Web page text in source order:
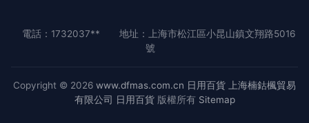
電話：1732037**
地址：上海市松江區小昆山鎮文翔路5016
號
Copyright © 2026 www.dfmas.com.cn 日用百貨
上海楠鈷楓貿易
有限公司 日用百貨版權所有 Sitemap